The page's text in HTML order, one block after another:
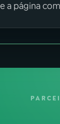
a página